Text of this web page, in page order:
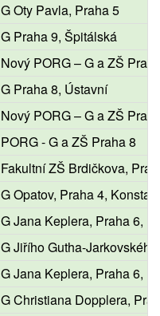
G Oty Pavla, Praha 5
G Praha 9, Špitálská
Nový PORG – G a ZŠ
G Praha 8, Ústavní
Nový PORG – G a ZŠ
PORG - G a ZŠ Praha 8
Fakultní ZŠ Brdičkova,
G Opatov, Praha 4,
G Jana Keplera, Praha 6,
G Jiřího Gutha-
G Jana Keplera, Praha 6,
G Christiana Dopplera,